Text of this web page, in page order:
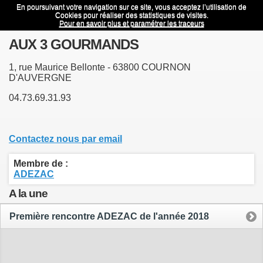
En poursuivant votre navigation sur ce site, vous acceptez l’utilisation de
Cookies pour réaliser des statistiques de visites.
Pour en savoir plus et paramétrer les traceurs
AUX 3 GOURMANDS Menu
AUX 3 GOURMANDS
1, rue Maurice Bellonte - 63800 COURNON
D'AUVERGNE
04.73.69.31.93
Contactez nous par email
Membre de :
ADEZAC
A la une
Première rencontre ADEZAC de l'année 2018